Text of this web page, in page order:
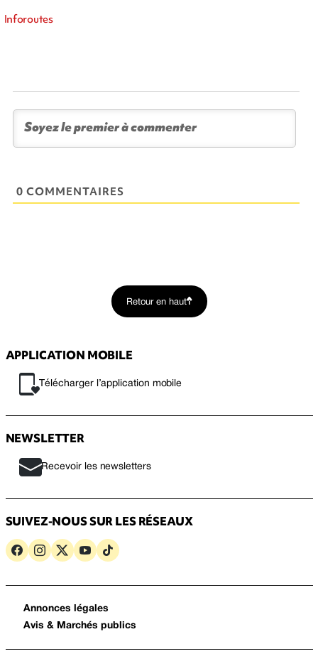
Inforoutes
0 COMMENTAIRES
Retour en haut
APPLICATION MOBILE
Télécharger l’application mobile
NEWSLETTER
Recevoir les newsletters
SUIVEZ-NOUS SUR LES RÉSEAUX
Annonces légales
Avis & Marchés publics